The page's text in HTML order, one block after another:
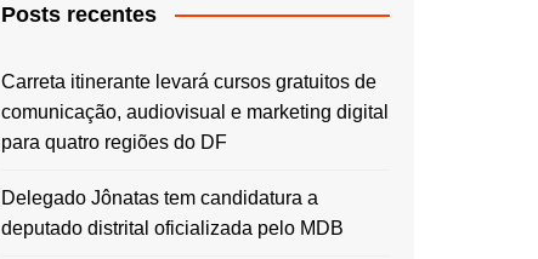
Posts recentes
Carreta itinerante levará cursos gratuitos de
comunicação, audiovisual e marketing digital
para quatro regiões do DF
Delegado Jônatas tem candidatura a
deputado distrital oficializada pelo MDB